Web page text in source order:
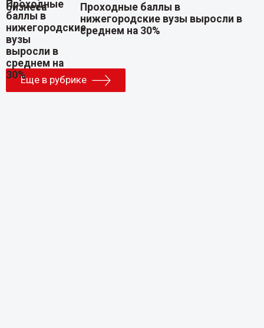
Проходные баллы в
нижегородские вузы выросли в
среднем на 30%
Еще в рубрике